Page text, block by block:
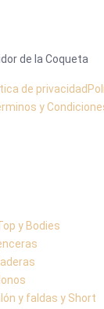
de la Coqueta
de privacidad
y
y Bodies
y faldas y Short